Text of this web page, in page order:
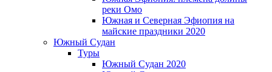
реки Омо
Южная и Северная Эфиопия на
майские праздники 2020
Южный Судан
Туры
Южный Cудан 2020